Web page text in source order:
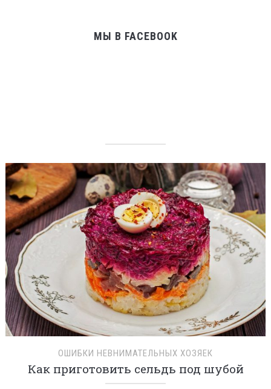
МЫ В FACEBOOK
ОШИБКИ НЕВНИМАТЕЛЬНЫХ ХОЗЯЕК
Как приготовить сельдь под шубой